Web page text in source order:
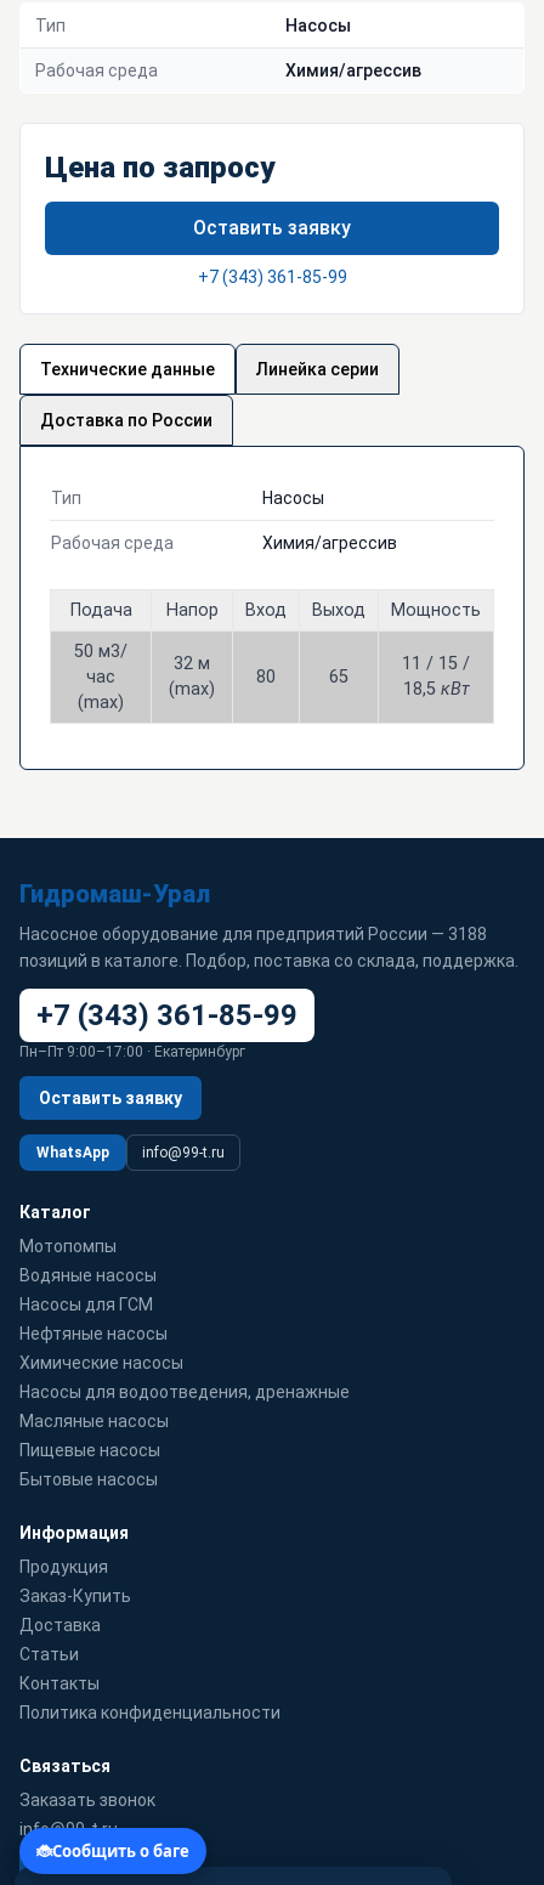
Тип Насосы
Рабочая среда Химия/агрессив
Цена по запросу
Оставить заявку
+7 (343) 361-85-99
Технические данные Линейка серии
Доставка по России
Тип Насосы
Рабочая среда Химия/агрессив
Подача Напор Вход Выход
Мощность
50 м3/
час
(max)
32 м
(max)
80 65
11 / 15 /
18,5 кВт
Гидромаш-Урал
Насосное оборудование для предприятий России — 3188
позиций в каталоге. Подбор, поставка со склада, поддержка.
+7 (343) 361-85-99
Пн–Пт 9:00–17:00 · Екатеринбург
Оставить заявку
WhatsApp info@99-t.ru
Каталог
Мотопомпы
Водяные насосы
Насосы для ГСМ
Нефтяные насосы
Химические насосы
Насосы для водоотведения, дренажные
Масляные насосы
Пищевые насосы
Бытовые насосы
Информация
Продукция
Заказ-Купить
Доставка
Статьи
Контакты
Политика конфиденциальности
Связаться
Заказать звонок
info@99-t.ru
WhatsApp